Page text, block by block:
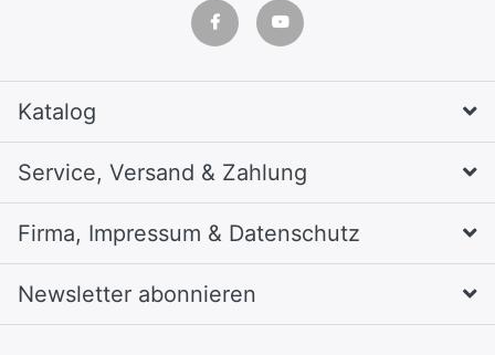
Katalog
Service, Versand & Zahlung
Firma, Impressum & Datenschutz
Newsletter abonnieren